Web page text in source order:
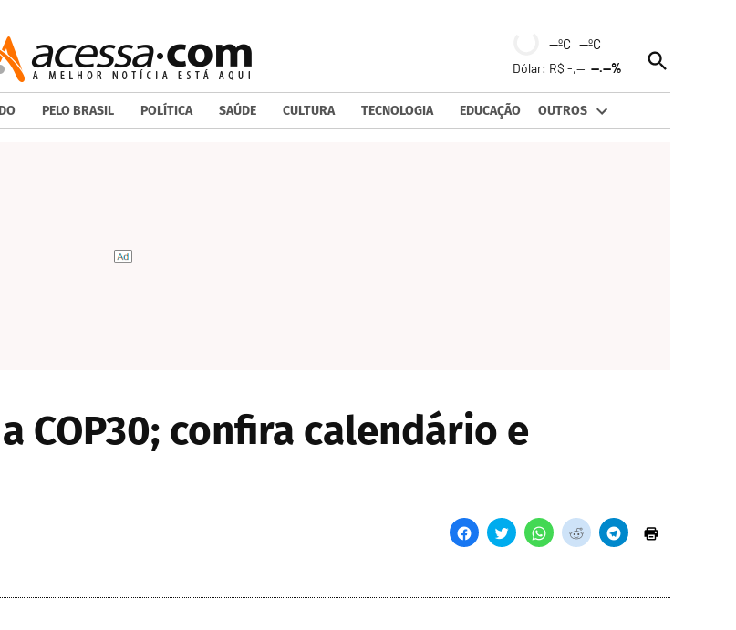
--ºC --ºC
Dólar: R$ -,----.--%
Open
Search
PELO BRASIL POLÍTICA SAÚDE CULTURA TECNOLOGIA EDUCAÇÃO OUTROS
COP30; confira calendário e